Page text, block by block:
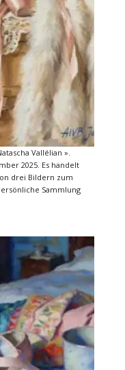
Vallélian ».
2025. Es handelt
drei Bildern zum
Sammlung